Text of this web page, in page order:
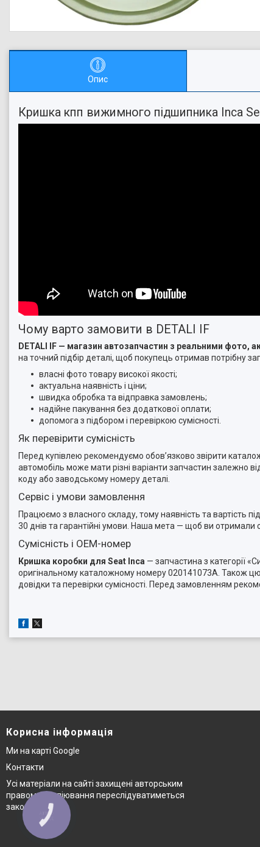
Опис
Кришка кпп вижимного підшипника Inca
Чому варто замовити в DETALI IF
DETALI IF — магазин автозапчастин з реальними
на точний підбір деталі, щоб покупець отримав потрібну
власні фото товару високої якості;
актуальна наявність і ціни;
швидка обробка та відправка замовлень;
надійне пакування без додаткової оплати;
допомога з підбором і перевіркою сумісності.
Як перевірити сумісність
Перед купівлею рекомендуємо обов’язково звірити
автомобіль може мати різні варіанти запчастин залежно
коду або заводському номеру деталі.
Сервіс і умови замовлення
Працюємо з власного складу, тому наявність та вартість
30 днів та гарантійні умови. Наша мета — щоб ви
Сумісність і OEM-номер
Кришка коробки для Seat Inca — запчастина з категорії
оригінальному каталожному номеру 020141073A. Також
довідки та перевірки сумісності. Перед замовленням
Корисна інформація
Ми на карті Google
Контакти
Усі матеріали на сайті захищені авторським
правом © копіювання переслідуватиметься
законом
КНОПКА
ЗВ'ЯЗКУ